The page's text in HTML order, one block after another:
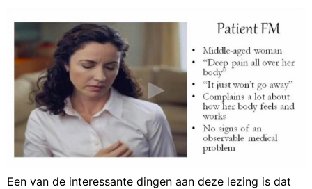
Een van de interessante dingen aan deze lezing is dat